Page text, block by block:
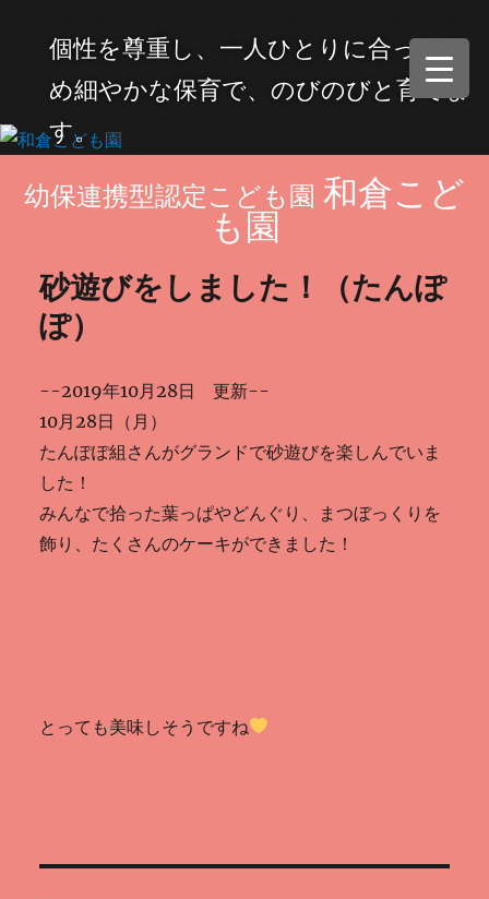
をのぞみ和倉の小高い丘に建つ子どもたちの小宇宙〜
個性を尊重し、一人ひとりに合ったき
め細やかな保育で、のびのびと育てま
す。
幼保連携型認定こども園 和倉こど
も園
砂遊びをしました！（たんぽ
ぽ）
--2019年10月28日 更新--
10月28日（月）
たんぽぽ組さんがグランドで砂遊びを楽しんでいま
した！
みんなで拾った葉っぱやどんぐり、まつぼっくりを
飾り、たくさんのケーキができました！
とっても美味しそうですね